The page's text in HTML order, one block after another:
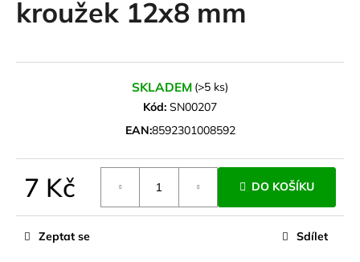
kroužek 12x8 mm
SKLADEM (>5 ks)
Kód: SN00207
EAN:8592301008592
7 Kč DO KOŠÍKU
Zeptat se Sdílet
a
í
HLEDAT